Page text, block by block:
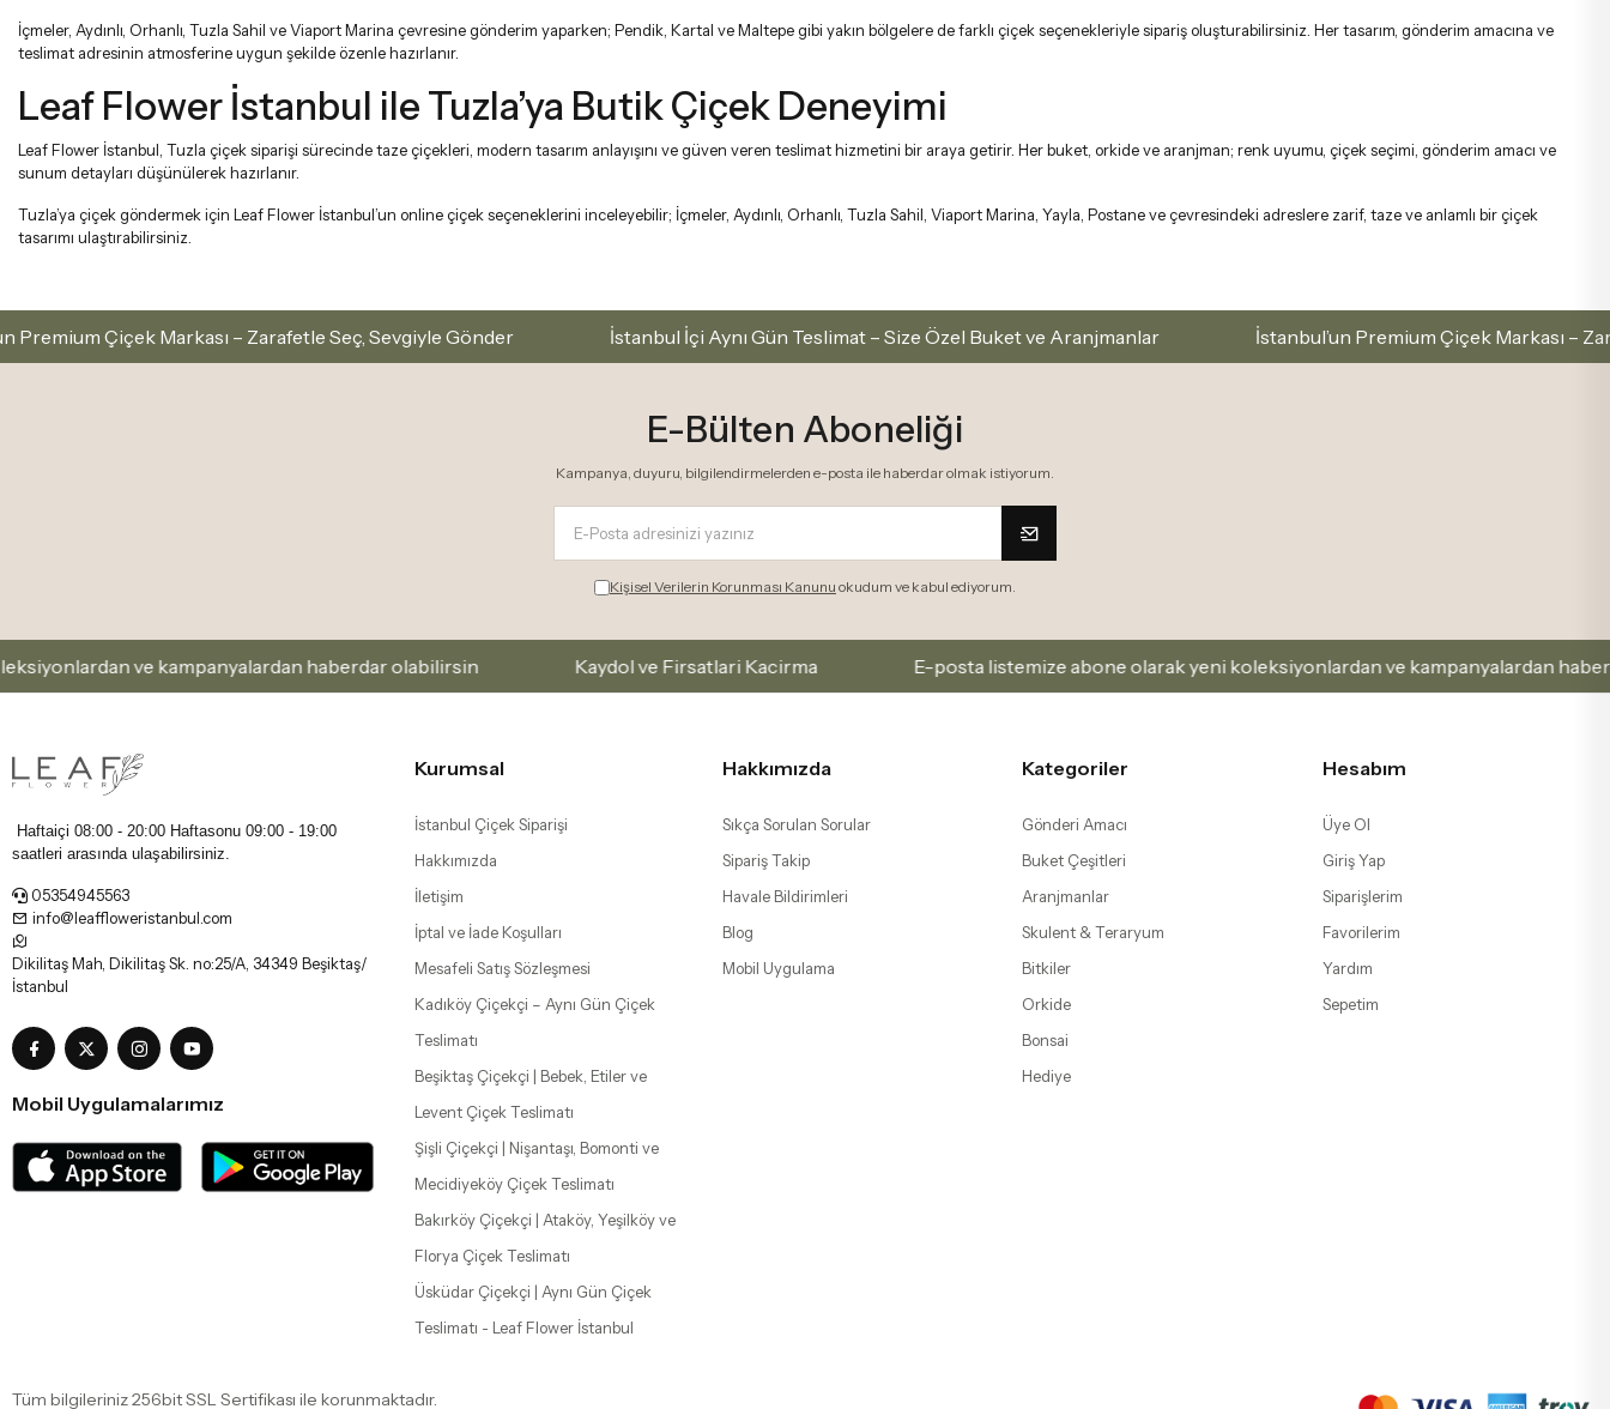
İçmeler, Aydınlı, Orhanlı, Tuzla Sahil ve Viaport Marina çevresine gönderim yaparken; Pendik, Kartal ve Maltepe gibi yakın bölgelere de farklı çiçek seçenekleriyle sipariş oluşturabilirsiniz. Her tasarım, gönderim amacına ve
teslimat adresinin atmosferine uygun şekilde özenle hazırlanır.
Leaf Flower İstanbul ile Tuzla’ya Butik Çiçek Deneyimi
Leaf Flower İstanbul, Tuzla çiçek siparişi sürecinde taze çiçekleri, modern tasarım anlayışını ve güven veren teslimat hizmetini bir araya getirir. Her buket, orkide ve aranjman; renk uyumu, çiçek seçimi, gönderim amacı ve
sunum detayları düşünülerek hazırlanır.
Tuzla’ya çiçek göndermek için Leaf Flower İstanbul’un online çiçek seçeneklerini inceleyebilir; İçmeler, Aydınlı, Orhanlı, Tuzla Sahil, Viaport Marina, Yayla, Postane ve çevresindeki adreslere zarif, taze ve anlamlı bir çiçek
tasarımı ulaştırabilirsiniz.
Markası – Zarafetle Seç, Sevgiyle Gönder İstanbul İçi Aynı Gün Teslimat – Size Özel Buket ve Aranjmanlar İstanbul’un Premium Çiçek Markası – Zarafetle
E-Bülten Aboneliği
Kampanya, duyuru, bilgilendirmelerden e-posta ile haberdar olmak istiyorum.
Kişisel Verilerin Korunması Kanunu okudum ve kabul ediyorum.
ve kampanyalardan haberdar olabilirsin Kaydol ve Firsatlari Kacirma E-posta listemize abone olarak yeni koleksiyonlardan ve kampanyalardan haberdar
Haftaiçi 08:00 - 20:00 Haftasonu 09:00 - 19:00
saatleri arasında ulaşabilirsiniz.
05354945563
info@leaffloweristanbul.com
Dikilitaş Mah, Dikilitaş Sk. no:25/A, 34349 Beşiktaş/
İstanbul
Mobil Uygulamalarımız
Kurumsal
İstanbul Çiçek Siparişi
Hakkımızda
İletişim
İptal ve İade Koşulları
Mesafeli Satış Sözleşmesi
Kadıköy Çiçekçi – Aynı Gün Çiçek
Teslimatı
Beşiktaş Çiçekçi | Bebek, Etiler ve
Levent Çiçek Teslimatı
Şişli Çiçekçi | Nişantaşı, Bomonti ve
Mecidiyeköy Çiçek Teslimatı
Bakırköy Çiçekçi | Ataköy, Yeşilköy ve
Florya Çiçek Teslimatı
Üsküdar Çiçekçi | Aynı Gün Çiçek
Teslimatı - Leaf Flower İstanbul
Hakkımızda
Sıkça Sorulan Sorular
Sipariş Takip
Havale Bildirimleri
Blog
Mobil Uygulama
Kategoriler
Gönderi Amacı
Buket Çeşitleri
Aranjmanlar
Skulent & Teraryum
Bitkiler
Orkide
Bonsai
Hediye
Hesabım
Üye Ol
Giriş Yap
Siparişlerim
Favorilerim
Yardım
Sepetim
Tüm bilgileriniz 256bit SSL Sertifikası ile korunmaktadır.